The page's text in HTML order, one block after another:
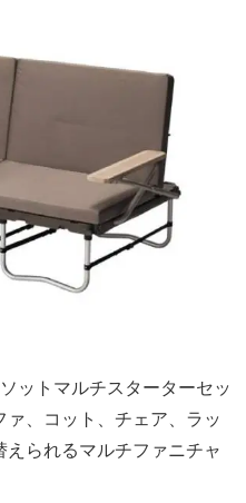
ットマルチスターターセッ
ァ、コット、チェア、ラッ
られるマルチファニチャ